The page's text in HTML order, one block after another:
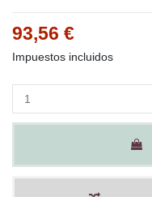
93,56 €
Impuestos incluidos